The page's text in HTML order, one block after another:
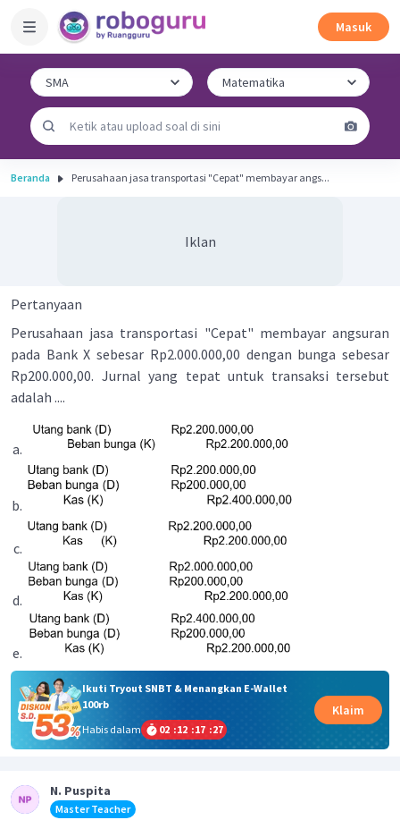
Masuk
Beranda Perusahaan jasa transportasi "Cepat" membayar angs...
Iklan
Pertanyaan
Perusahaan jasa transportasi "Cepat" membayar angsuran
pada Bank X sebesar Rp2.000.000,00 dengan bunga sebesar
Rp200.000,00. Jurnal yang tepat untuk transaksi tersebut
adalah ....
Ikuti Tryout SNBT & Menangkan E-Wallet
100rb
Habis dalam
02 :12 :17 :27
Klaim
N. Puspita
Master Teacher